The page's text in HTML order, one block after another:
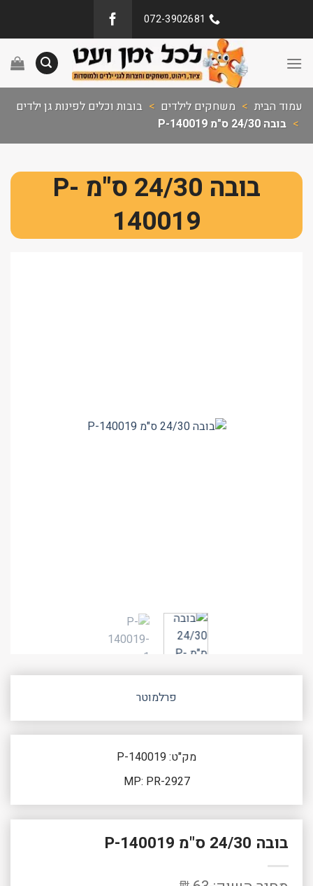
072-3902681
עמוד הבית > משחקים לילדים > בובות וכלים לפינות גן ילדים
> בובה 24/30 ס"מ P-140019
בובה 24/30 ס"מ P-
140019
פרלמוטר
מק"ט: P-140019
MP: PR-2927
בובה 24/30 ס"מ P-140019